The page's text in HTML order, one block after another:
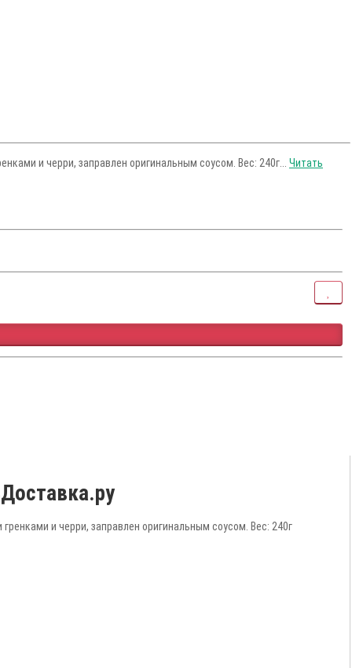
и черри, заправлен оригинальным соусом. Вес: 240г... Читать
и черри, заправлен оригинальным соусом. Вес: 240г